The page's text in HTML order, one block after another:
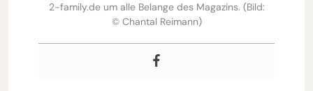
2-family.de um alle Belange des Magazins. (Bild:
© Chantal Reimann)